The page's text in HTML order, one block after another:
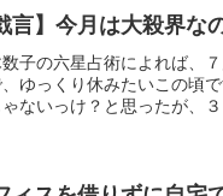
言】今月は大殺界な
子の六星占術によれば、
ゆっくり休みたいこの頃
ゃないっけ？と思ったが、